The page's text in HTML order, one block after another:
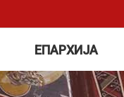
ЕПАРХИЈА